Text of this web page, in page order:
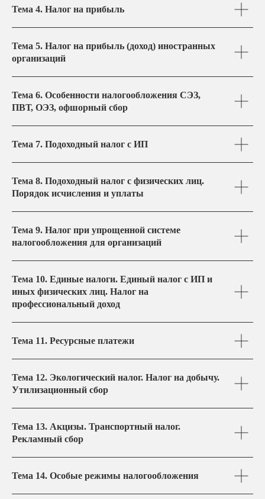
Тема 4. Налог на прибыль
Тема 5. Налог на прибыль (доход) иностранных
организаций
Тема 6. Особенности налогообложения СЭЗ,
ПВТ, ОЭЗ, офшорный сбор
Тема 7. Подоходный налог с ИП
Тема 8. Подоходный налог с физических лиц.
Порядок исчисления и уплаты
Тема 9. Налог при упрощенной системе
налогообложения для организаций
Тема 10. Единые налоги. Единый налог с ИП и
иных физических лиц. Налог на
профессиональный доход
Тема 11. Ресурсные платежи
Тема 12. Экологический налог. Налог на добычу.
Утилизационный сбор
Тема 13. Акцизы. Транспортный налог.
Рекламный сбор
Тема 14. Особые режимы налогообложения